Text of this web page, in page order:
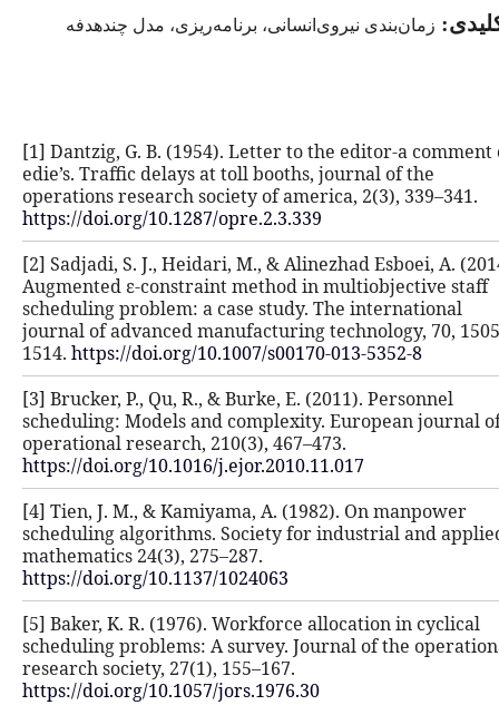
برنامه‌ریزی، مدل چندهدفه
[1] Dantzig, G. B. (1954). Letter to
edie’s. Traffic delays at toll booths,
operations research society of
https://doi.org/10.1287/opre.2.3.339
[2] Sadjadi, S. J., Heidari, M., &
Augmented ε-constraint method in
scheduling problem: a case study.
journal of advanced manufacturing
1514.https://doi.org/10.1007/
[3] Brucker, P., Qu, R., & Burke, E.
scheduling: Models and
operational research, 210(3),
https://doi.org/10.1016/
[4] Tien, J. M., & Kamiyama, A.
scheduling algorithms. Society for
mathematics 24(3), 275–287.
https://doi.org/10.1137/1024063
[5] Baker, K. R. (1976). Workforce
scheduling problems: A survey.
research society, 27(1), 155–167.
https://doi.org/10.1057/jors.1976.30